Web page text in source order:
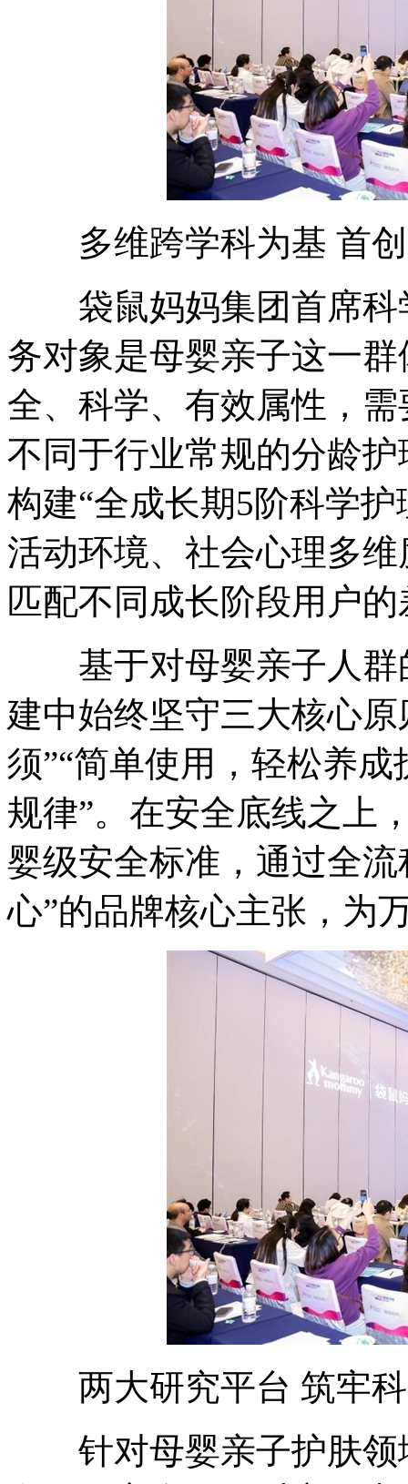
多维跨学科为基 首创
袋鼠妈妈集团首席科
务对象是母婴亲子这一
全、科学、有效属性，
不同于行业常规的分龄
构建“全成长期5阶科学
活动环境、社会心理多
匹配不同成长阶段用户
基于对母婴亲子人群
建中始终坚守三大核心
须”“简单使用，轻松养
规律”。在安全底线之上
婴级安全标准，通过全
心”的品牌核心主张，为
两大研究平台 筑牢科
针对母婴亲子护肤领